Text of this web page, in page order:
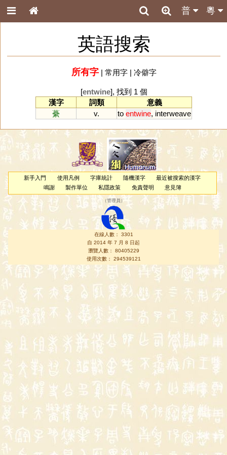
粵
普
英語搜索
所有字| 常用字| 冷僻字
[entwine], 找到 1 個
漢字
詞類
意義
虆
v. to entwine, interweave
新手入門 使用凡例 字庫統計 隨機漢字
最近被搜索的漢字
鳴謝
製作單位 私隱政策 免責聲明 意見簿
（管理員 ）
在線人數： 3301
自 2014 年 7 月 8 日起
瀏覽人數： 80405229
使用次數： 294539121